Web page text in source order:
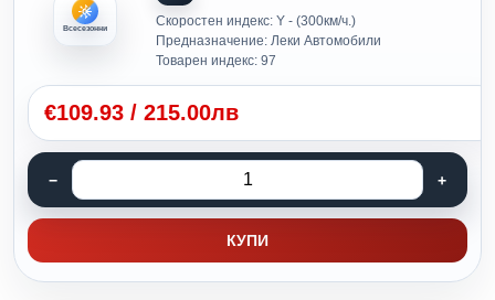
Всесезонни
Скоростен индекс: Y - (300км/ч.)
Предназначение: Леки Автомобили
Товарен индекс: 97
€109.93 / 215.00лв
КУПИ